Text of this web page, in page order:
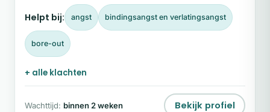
bent, inclusief je imperfecties.
Helpt bij: angst bindingsangst en verlatingsangst
bore-out
+ alle klachten
Wachttijd: binnen 2 weken Bekijk profiel